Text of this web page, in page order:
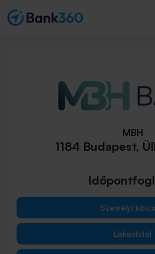
MBH
1184 Budapest,
Személyi
Lakáshitel